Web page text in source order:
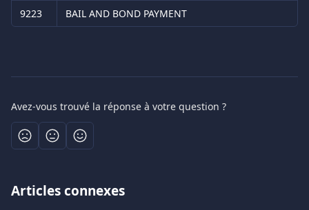
9223
BAIL AND BOND PAYMENT
Avez-vous trouvé la réponse à votre question ?
Articles connexes